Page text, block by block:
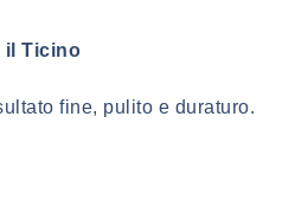
il Ticino
fine, pulito e duraturo.